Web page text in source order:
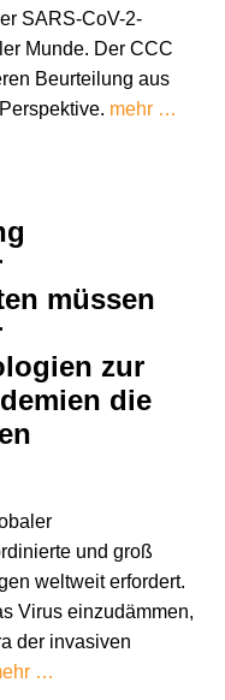
SARS-CoV-2-
Munde. Der CCC
Beurteilung aus
mehr …
müssen
zur
die
und groß
weltweit erfordert.
Virus einzudämmen,
der invasiven
…